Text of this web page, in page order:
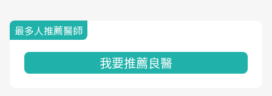
最多人推薦醫師
我要推薦良醫